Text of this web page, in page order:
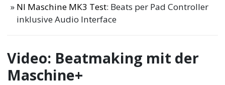
NI Maschine MK3 Test: Beats per Pad Controller
inklusive Audio Interface
Video: Beatmaking mit der
Maschine+